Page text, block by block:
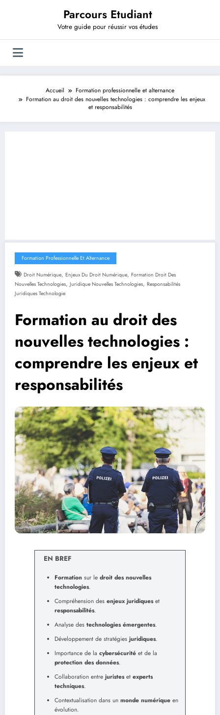
Parcours Etudiant
Votre guide pour réussir vos études
Accueil
Formation professionnelle et alternance
Formation au droit des nouvelles technologies : comprendre les enjeux
et responsabilités
Formation Professionnelle Et Alternance
Droit Numérique, Enjeux Du Droit Numérique, Formation Droit Des
Nouvelles Technologies, Juridique Nouvelles Technologies, Responsabilités
Juridiques Technologie
Formation au droit des
nouvelles technologies :
comprendre les enjeux et
responsabilités
EN BREF
Formation sur le droit des nouvelles
technologies.
Compréhension des enjeux juridiqueset
responsabilités.
Analyse des technologies émergentes.
Développement de stratégies juridiques.
Importance de la cybersécurité et de la
protection des données.
Collaboration entre juristeset experts
techniques.
Contextualisation dans un monde numérique en
évolution.